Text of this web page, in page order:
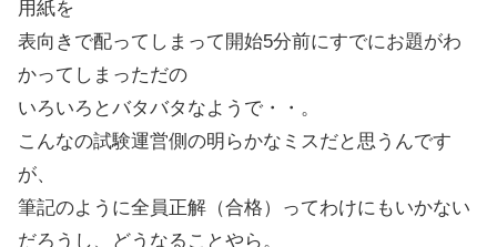
用紙を
表向きで配ってしまって開始5分前にすでにお題がわ
かってしまっただの
いろいろとバタバタなようで・・。
こんなの試験運営側の明らかなミスだと思うんです
が、
筆記のように全員正解（合格）ってわけにもいかない
だろうし、どうなることやら。